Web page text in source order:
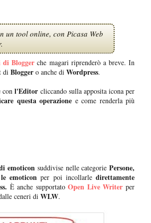
un tool online, con Picasa Web
di Blogger che magari riprenderò a breve. In
di Blogger o anche di Wordpress.
conl'Editor cliccando sulla apposita icona per
questa operazione e come renderla più
emoticon suddivise nelle categoriePersone,
emoticon per poi incollarledirettamente
È anche supportatoOpen Live Writer per
ceneri di WLW.